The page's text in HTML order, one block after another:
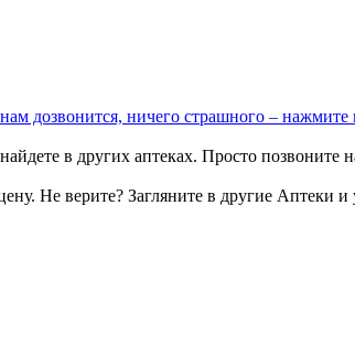
дозвонится, ничего страшного – нажмите
в других аптеках. Просто позвоните
Не верите? Загляните в другие Аптеки и